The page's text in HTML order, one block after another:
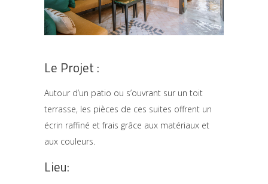
Le Projet :
Autour d’un patio ou s’ouvrant sur un toit
terrasse, les pièces de ces suites offrent un
écrin raffiné et frais grâce aux matériaux et
aux couleurs.
Lieu: